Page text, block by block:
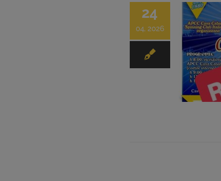
24
04, 2026